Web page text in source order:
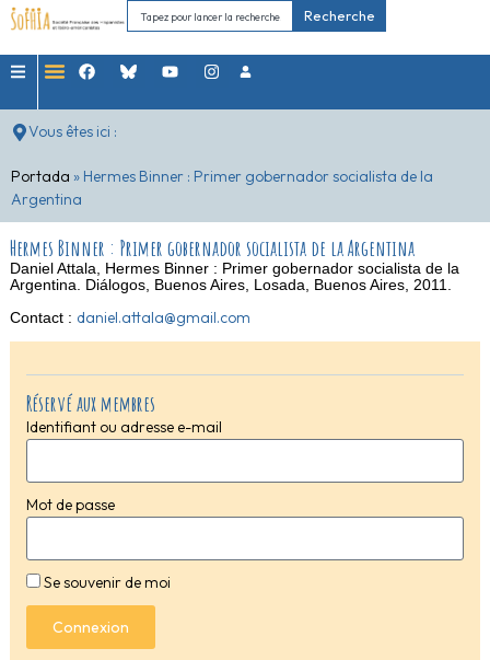
Recherche
Vous êtes ici :
Portada » Hermes Binner : Primer gobernador socialista de la
Argentina
Réservé aux membres
Identifiant ou adresse e-mail
Mot de passe
Se souvenir de moi
Connexion
Hermes Binner : Primer gobernador socialista de la Argentina
Daniel Attala, Hermes Binner : Primer gobernador socialista de la
Argentina. Diálogos, Buenos Aires, Losada, Buenos Aires, 2011.
Contact : daniel.attala@gmail.com